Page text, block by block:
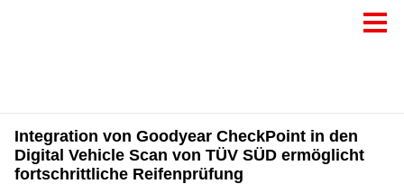
Integration von Goodyear CheckPoint in den
Digital Vehicle Scan von TÜV SÜD ermöglicht
fortschrittliche Reifenprüfung